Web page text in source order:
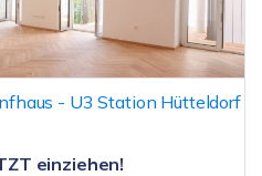
- U3 Station Hütteldorf
einziehen!